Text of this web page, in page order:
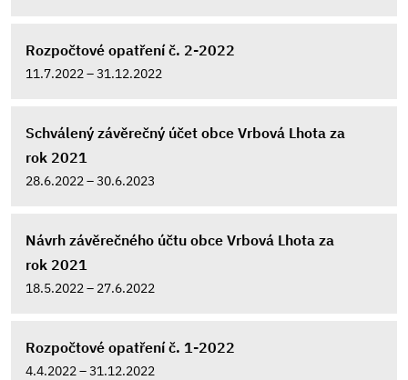
Rozpočtové opatření č. 2-2022
11.7.2022 – 31.12.2022
Schválený závěrečný účet obce Vrbová Lhota za
rok 2021
28.6.2022 – 30.6.2023
Návrh závěrečného účtu obce Vrbová Lhota za
rok 2021
18.5.2022 – 27.6.2022
Rozpočtové opatření č. 1-2022
4.4.2022 – 31.12.2022